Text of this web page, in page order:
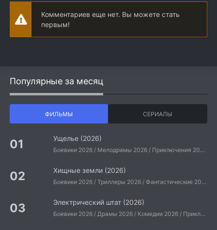
Комментариев еще нет. Вы можете стать
первым!
Популярные за месяц
ФИЛЬМЫ СЕРИАЛЫ
Ущелье (2026)
Боевики 2026 / Мелодрамы 2026 / Приключения 2026 / Ужасы 2026 / Фантастические 2026 / Зарубежные фильмы 2026 / Американские фильмы / Фильмы 2026
Хищные земли (2026)
Боевики 2026 / Триллеры 2026 / Фантастические 2026 / Зарубежные фильмы 2026 / Американские фильмы / Фильмы 2026
Электрический штат (2026)
Боевики 2026 / Драмы 2026 / Комедии 2026 / Приключения 2026 / Фантастические 2026 / Зарубежные фильмы 2026 / Американские фильмы / Фильмы 2026